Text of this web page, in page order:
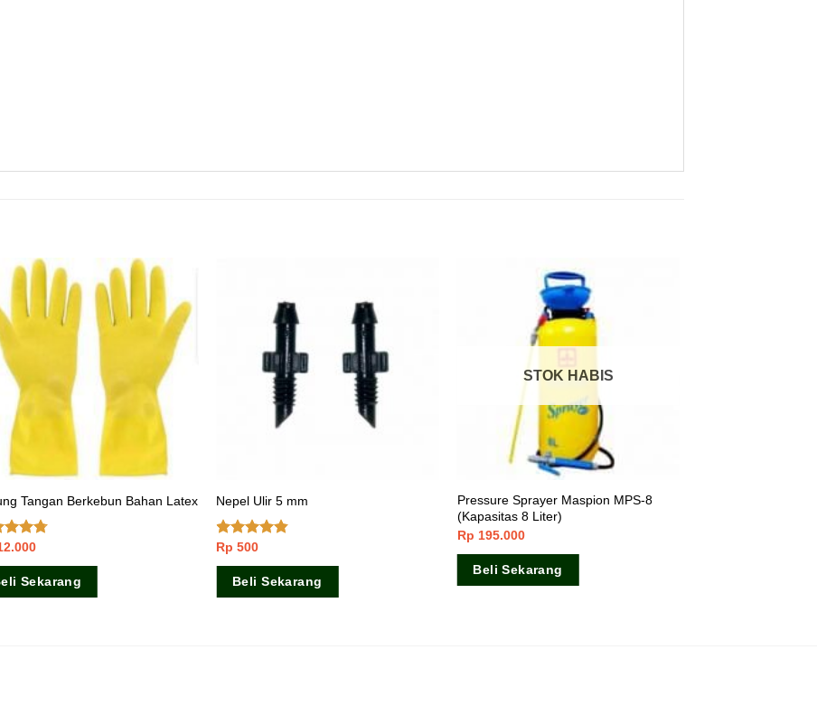
Tangan Berkebun Bahan Latex
Sekarang
Nepel Ulir 5 mm
Dinilai
Rp 500
Beli Sekarang
STOK HABIS
Pressure Sprayer Maspion MPS-8
(Kapasitas 8 Liter)
Rp 195.000
Beli Sekarang